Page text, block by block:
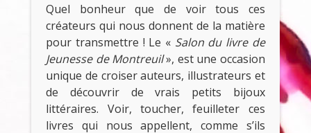
Quel bonheur que de voir tous ces
créateurs qui nous donnent de la matière
pour transmettre ! Le « Salon du livre de
Jeunesse de Montreuil», est une occasion
unique de croiser auteurs, illustrateurs et
de découvrir de vrais petits bijoux
littéraires. Voir, toucher, feuilleter ces
livres qui nous appellent, comme s’ils